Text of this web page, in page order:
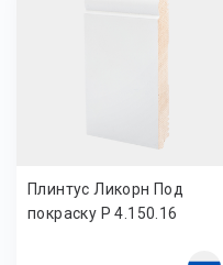
Плинтус Ликорн Под
покраску Р 4.150.16